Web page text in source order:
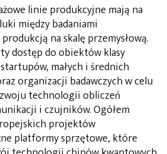
linie produkcyjne mają na
między badaniami
na skalę przemysłową.
dostęp do obiektów klasy
małych i średnich
organizacji badawczych w celu
technologii obliczeń
i czujników. Ogółem
projektów
platformy sprzętowe, które